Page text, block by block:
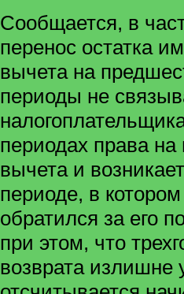
Сообщается, в
перенос остатка
вычета на
периоды не
периодах права на
вычета и
периоде, в
обратился за его
при этом, что
возврата излишне